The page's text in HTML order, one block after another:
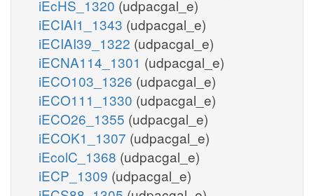
iEcHS_1320 (udpacgal_e)
iECIAI1_1343 (udpacgal_e)
iECIAI39_1322 (udpacgal_e)
iECNA114_1301 (udpacgal_e)
iECO103_1326 (udpacgal_e)
iECO111_1330 (udpacgal_e)
iECO26_1355 (udpacgal_e)
iECOK1_1307 (udpacgal_e)
iEcolC_1368 (udpacgal_e)
iECP_1309 (udpacgal_e)